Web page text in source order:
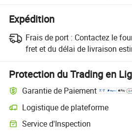
Expédition
Frais de port : Contactez le
fret et du délai de livraison
Protection du Trading en
Garantie de Paiement
Logistique de plateforme
Service d'Inspection